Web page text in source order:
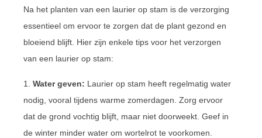
Na het planten van een laurier op stam is de verzorging
essentieel om ervoor te zorgen dat de plant gezond en
bloeiend blijft. Hier zijn enkele tips voor het verzorgen
van een laurier op stam:
1. Water geven: Laurier op stam heeft regelmatig water
nodig, vooral tijdens warme zomerdagen. Zorg ervoor
dat de grond vochtig blijft, maar niet doorweekt. Geef in
de winter minder water om wortelrot te voorkomen.